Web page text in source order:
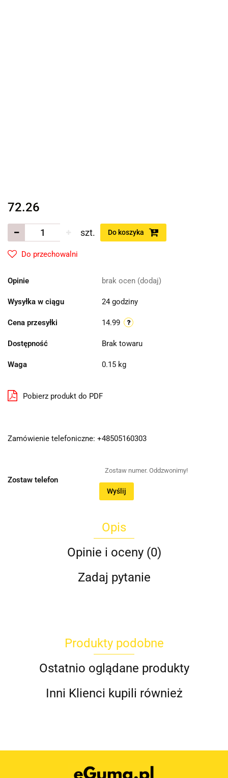
72.26
szt. Do koszyka
Do przechowalni
Opinie brak ocen (dodaj)
Wysyłka w ciągu 24 godziny
Cena przesyłki 14.99
Dostępność Brak towaru
Waga 0.15 kg
Pobierz produkt do PDF
Zamówienie telefoniczne: +48505160303
Zostaw telefon
Wyślij
Opis
Opinie i oceny (0)
Zadaj pytanie
Produkty podobne
Ostatnio oglądane produkty
Inni Klienci kupili również